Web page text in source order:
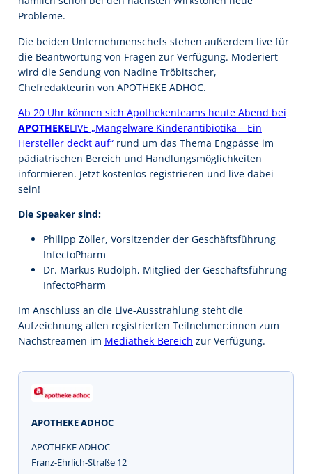
Probleme.
Die beiden Unternehmenschefs stehen außerdem live für
die Beantwortung von Fragen zur Verfügung. Moderiert
wird die Sendung von Nadine Tröbitscher,
Chefredakteurin von APOTHEKE ADHOC.
Ab 20 Uhr können sich Apothekenteams heute Abend bei
APOTHEKELIVE „Mangelware Kinderantibiotika – Ein
Hersteller deckt auf“ rund um das Thema Engpässe im
pädiatrischen Bereich und Handlungsmöglichkeiten
informieren. Jetzt kostenlos registrieren und live dabei
sein!
Die Speaker sind:
Philipp Zöller, Vorsitzender der Geschäftsführung
InfectoPharm
Dr. Markus Rudolph, Mitglied der Geschäftsführung
InfectoPharm
Im Anschluss an die Live-Ausstrahlung steht die
Aufzeichnung allen registrierten Teilnehmer:innen zum
Nachstreamen im Mediathek-Bereich zur Verfügung.
APOTHEKE ADHOC
APOTHEKE ADHOC
Franz-Ehrlich-Straße 12